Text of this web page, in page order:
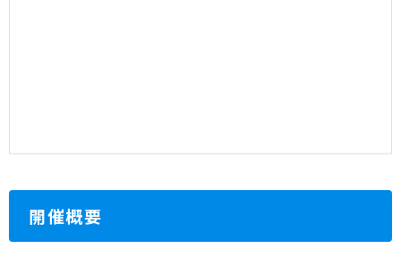
開催概要